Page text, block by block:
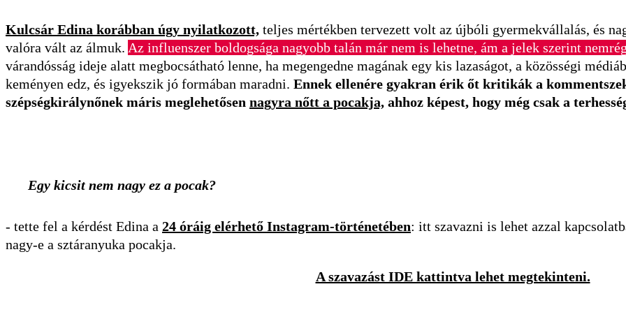
Kulcsár Edina korábban úgy nyilatkozott, teljes mértékben tervezett volt az újbóli gyermekvállalás, és
valóra vált az álmuk. Az influenszer boldogsága nagyobb talán már nem is lehetne, ám a jelek szerint
várandósság ideje alatt megbocsátható lenne, ha megengedne magának egy kis lazaságot, a közösségi
keményen edz, és igyekszik jó formában maradni. Ennek ellenére gyakran érik őt kritikák a
szépségkirálynőnek máris meglehetősen nagyra nőtt a pocakja, ahhoz képest, hogy még csak a
Egy kicsit nem nagy ez a pocak?
- tette fel a kérdést Edina a 24 óráig elérhető Instagram-történetében: itt szavazni is lehet azzal
nagy-e a sztáranyuka pocakja.
A szavazást IDE kattintva lehet megtekinteni.